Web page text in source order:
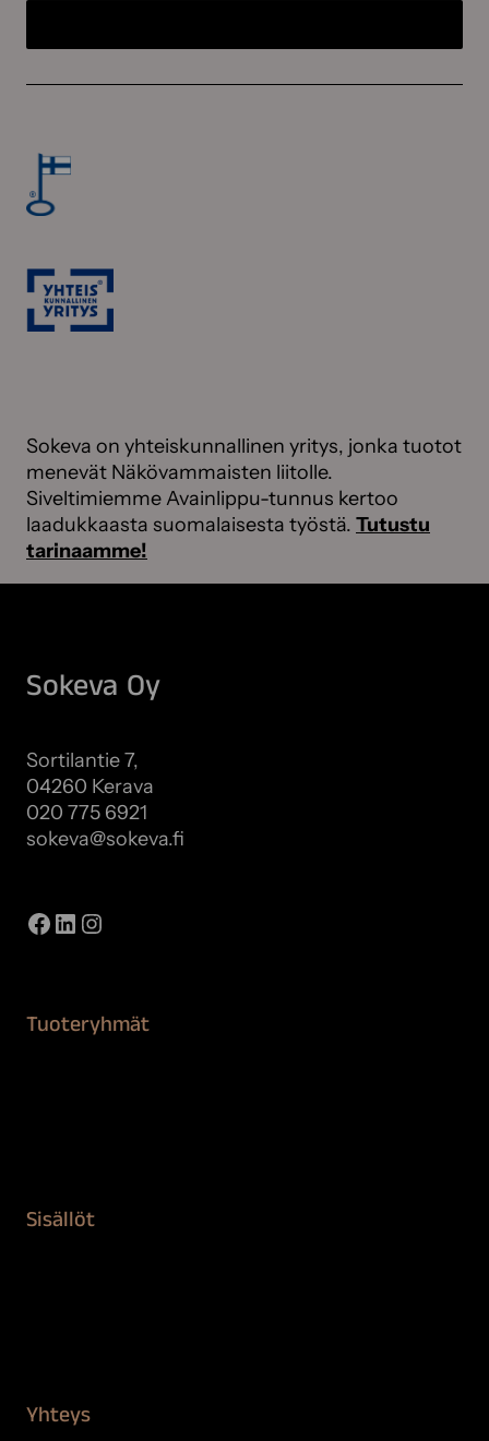
Sokeva on yhteiskunnallinen yritys, jonka tuotot
menevät Näkövammaisten liitolle.
Siveltimiemme Avainlippu-tunnus kertoo
laadukkaasta suomalaisesta työstä. Tutustu
tarinaamme!
Sokeva Oy
Sortilantie 7,
04260 Kerava
020 775 6921
sokeva@sokeva.fi
Facebook
LinkedIn
Instagram
Tuoteryhmät
Sisällöt
Yhteys